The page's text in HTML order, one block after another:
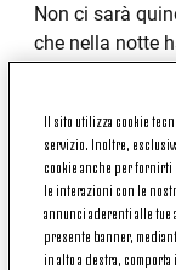
Non ci sarà
che nella notte
Due a zero il
ricordata
investito
squadre a una
Il punteggio,
Il sito utilizza cookie
servizio. Inoltre,
cookie anche per fornirti
le interazioni con le
annunci aderenti alle
presente banner,
in alto a destra,